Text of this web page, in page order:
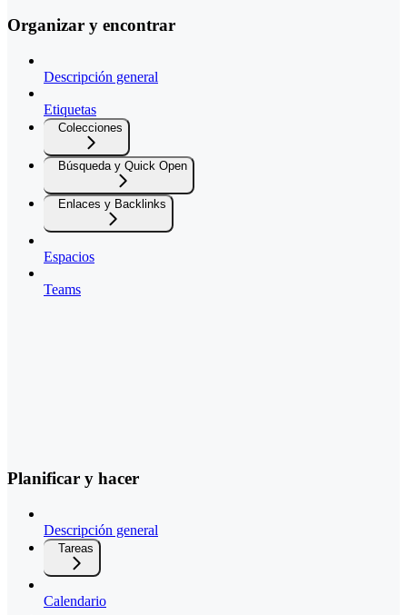
Organizar y encontrar
Descripción general
Etiquetas
Colecciones
Búsqueda y Quick Open
Enlaces y Backlinks
Espacios
Teams
Planificar y hacer
Descripción general
Tareas
Calendario